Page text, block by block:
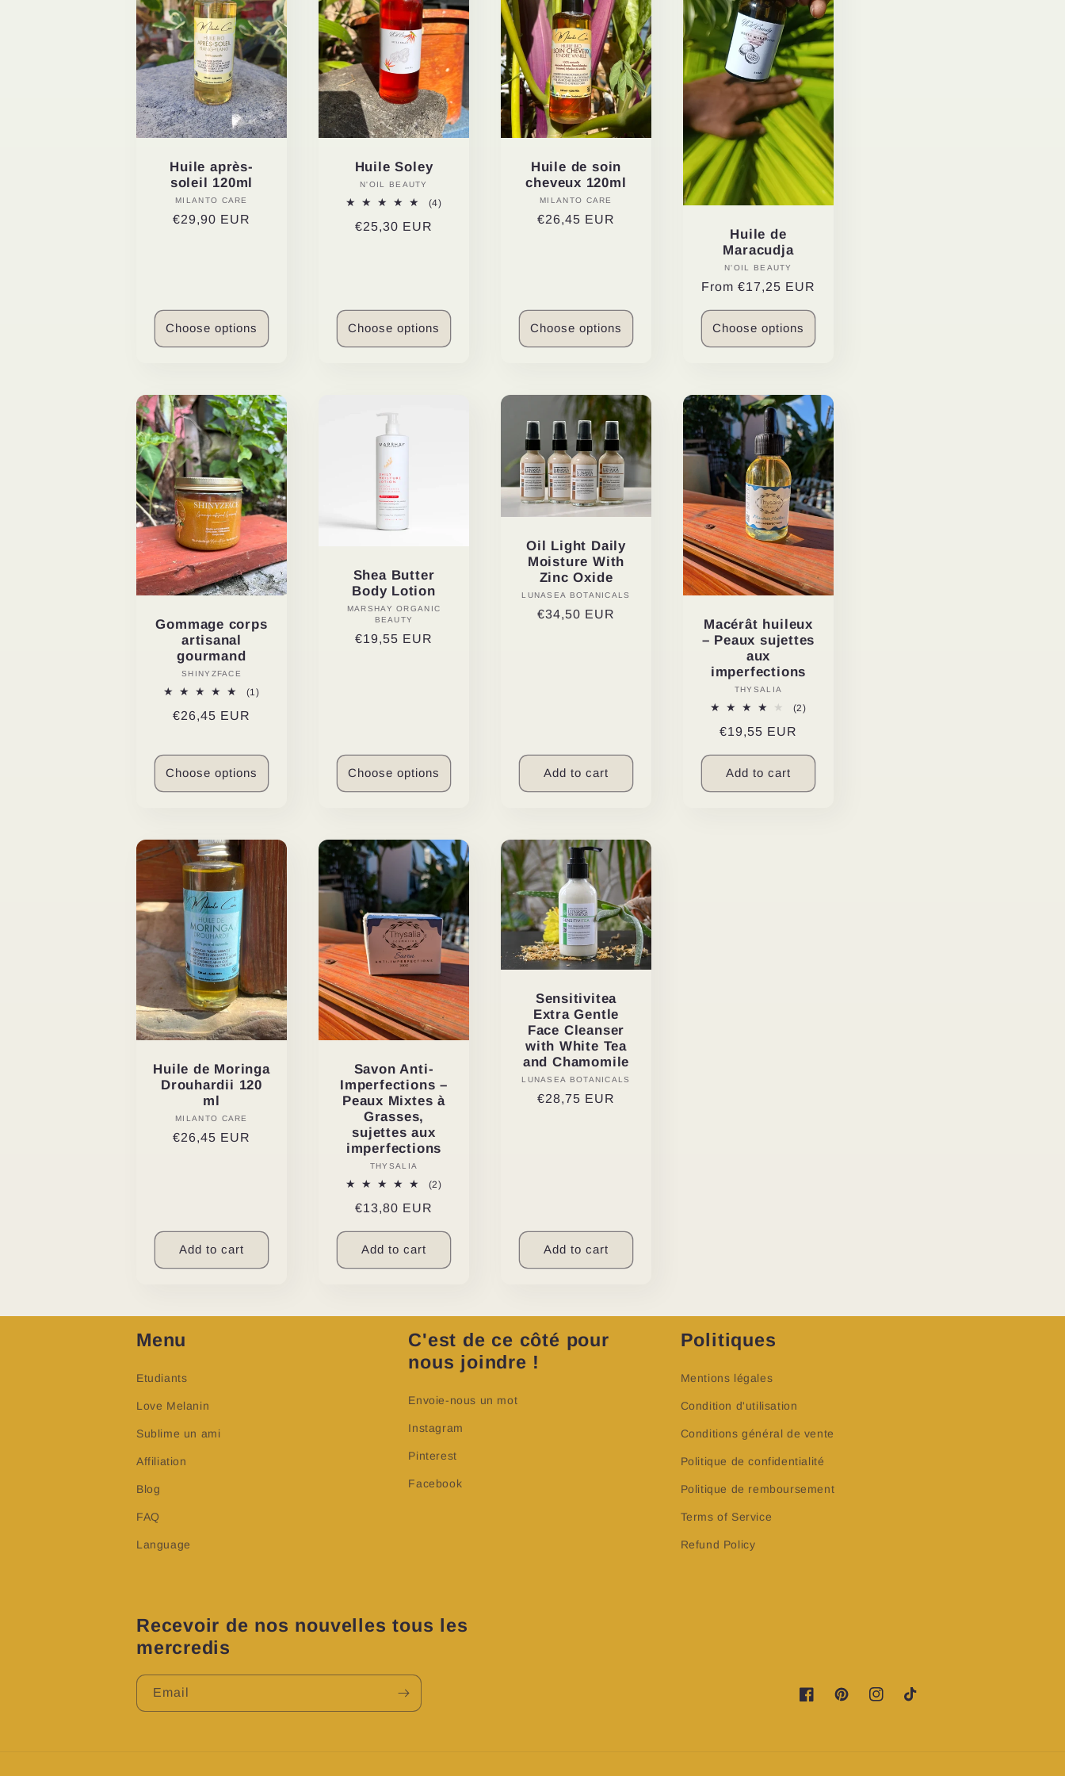
e
c
t
Huile après-
soleil 120ml
Vendor:
MILANTO CARE
Regular
€29,90 EUR
Choose options
Huile Soley
Vendor:
N'OIL BEAUTY
(4)4
Regular
€25,30 EUR
Choose options
Huile de soin
cheveux 120ml
Vendor:
MILANTO CARE
Regular
€26,45 EUR
Choose options
Huile de
Maracudja
Vendor:
N'OIL BEAUTY
Regular
From €17,25 EUR
Choose options
Gommage corps
artisanal
gourmand
Vendor:
SHINYZFACE
(1)1
Regular
€26,45 EUR
Choose options
Shea Butter
Body Lotion
Vendor:
MARSHAY ORGANIC
BEAUTY
Regular
€19,55 EUR
Choose options
Oil Light Daily
Moisture With
Zinc Oxide
Vendor:
LUNASEA BOTANICALS
Regular
€34,50 EUR
Add to cart
Macérât huileux
– Peaux sujettes
aux
imperfections
Vendor:
THYSALIA
(2)2
Regular
€19,55 EUR
Add to cart
Huile de Moringa
Drouhardii 120
ml
Vendor:
MILANTO CARE
Regular
€26,45 EUR
Add to cart
Savon Anti-
Imperfections –
Peaux Mixtes à
Grasses,
sujettes aux
imperfections
Vendor:
THYSALIA
(2)2
Regular
€13,80 EUR
Add to cart
Sensitivitea
Extra Gentle
Face Cleanser
with White Tea
and Chamomile
Vendor:
LUNASEA BOTANICALS
Regular
€28,75 EUR
Add to cart
Menu
Etudiants
Love Melanin
Sublime un ami
Affiliation
Blog
FAQ
Language
C'est de ce côté pour
nous joindre !
Envoie-nous un mot
Instagram
Pinterest
Facebook
Politiques
Mentions légales
Condition d'utilisation
Conditions général de vente
Politique de confidentialité
Politique de remboursement
Terms of Service
Refund Policy
Recevoir de nos nouvelles tous les
mercredis
Email
FacebookPinterestInstagramTikTok